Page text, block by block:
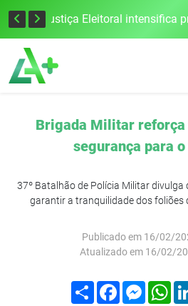
Escolas da 21ª CRE se destacam no IDEB com altos índices e avanços
Brigada Militar reforça
segurança para
37º Batalhão de Polícia Militar
garantir a tranquilidade dos foliões
Publicado em 16/02/
Atualizado em 16/02/
Compartilhar
Facebook